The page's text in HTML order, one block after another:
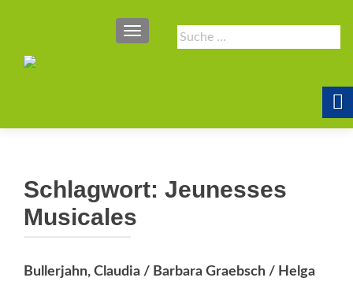
Suche
nach:
SCHALTE NAVIGATION
Schlagwort: Jeunesses
Musicales
Bullerjahn, Claudia / Barbara Graebsch / Helga